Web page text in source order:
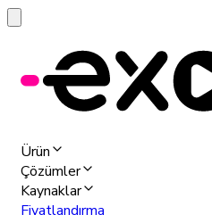
Ürün
Çözümler
Kaynaklar
Fiyatlandırma